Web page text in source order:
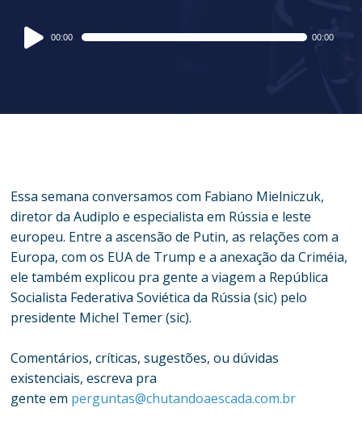
Audio
Player
00:00 00:00
Essa semana conversamos com Fabiano Mielniczuk,
diretor da Audiplo e especialista em Rússia e leste
europeu. Entre a ascensão de Putin, as relações com a
Europa, com os EUA de Trump e a anexação da Criméia,
ele também explicou pra gente a viagem a República
Socialista Federativa Soviética da Rússia (sic) pelo
presidente Michel Temer (sic).
Comentários, críticas, sugestões, ou dúvidas
existenciais, escreva pra
gente em perguntas@chutandoaescada.com.br